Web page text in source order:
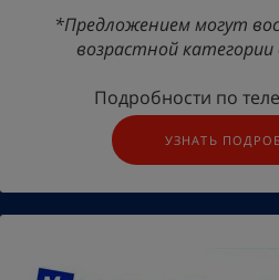
*Предложением могут
возрастной
Подробности по
УЗНАТЬ